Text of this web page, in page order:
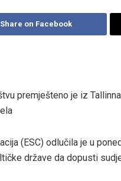
Share on Facebook
premješteno je iz
(ESC) odlučila je u
države da dopusti